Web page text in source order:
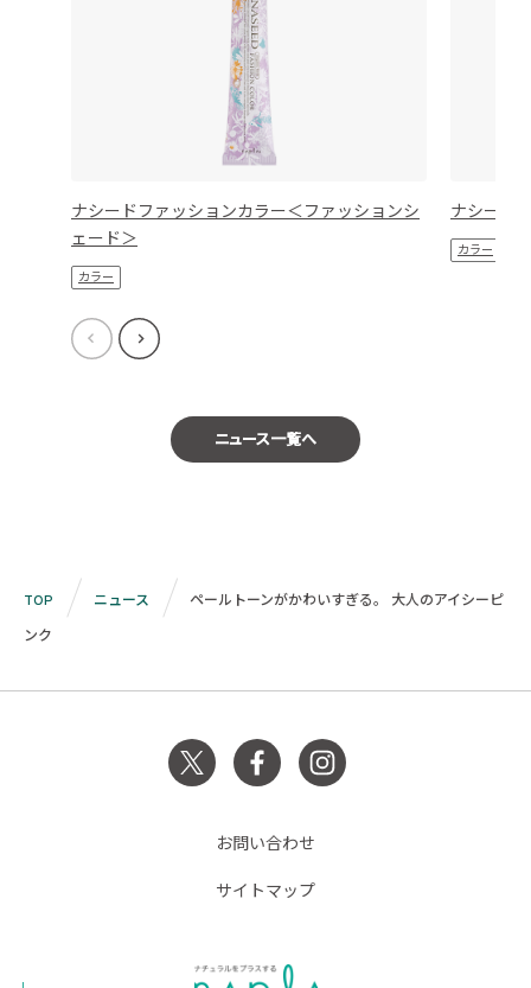
ナシードファッションカラー＜ファッションシ
ェード＞
カラー
ナシード
カラー
ニュース一覧へ
TOP ニュース
ペールトーンがかわいすぎる。 大人のアイシーピ
ンク
お問い合わせ
サイトマップ